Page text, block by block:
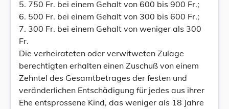
5. 750 Fr. bei einem Gehalt von 600 bis 900 Fr.;
6. 500 Fr. bei einem Gehalt von 300 bis 600 Fr.;
7. 300 Fr. bei einem Gehalt von weniger als 300
Fr.
Die verheirateten oder verwitweten Zulage
berechtigten erhalten einen Zuschuß von einem
Zehntel des Gesamtbetrages der festen und
veränderlichen Entschädigung für jedes aus ihrer
Ehe entsprossene Kind, das weniger als 18 Jahre